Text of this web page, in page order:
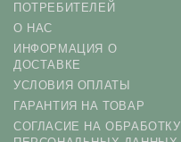
ПОТРЕБИТЕЛЕЙ
О НАС
ИНФОРМАЦИЯ О
ДОСТАВКЕ
УСЛОВИЯ ОПЛАТЫ
ГАРАНТИЯ НА ТОВАР
СОГЛАСИЕ НА ОБРАБОТКУ